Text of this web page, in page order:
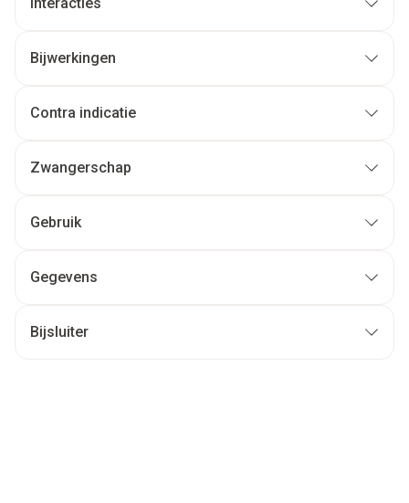
Bijwerkingen
Contra indicatie
Zwangerschap
Gebruik
Gegevens
Bijsluiter